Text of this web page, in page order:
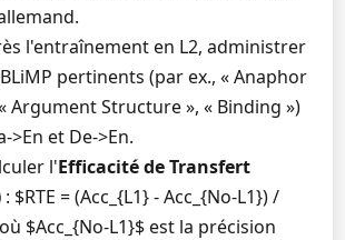
l'entraînement en L2, administrer
pertinents (par ex., « Anaphor
Argument Structure », « Binding »)
>En et De->En.
l'Efficacité de Transfert
: $RTE = (Acc_{L1} - Acc_{No-L1}) /
$Acc_{No-L1}$ est la précision